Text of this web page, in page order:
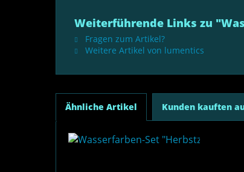
Weiterführende Links zu
Fragen zum Artikel?
Weitere Artikel von lumentics
Ähnliche Artikel Kunden kauften